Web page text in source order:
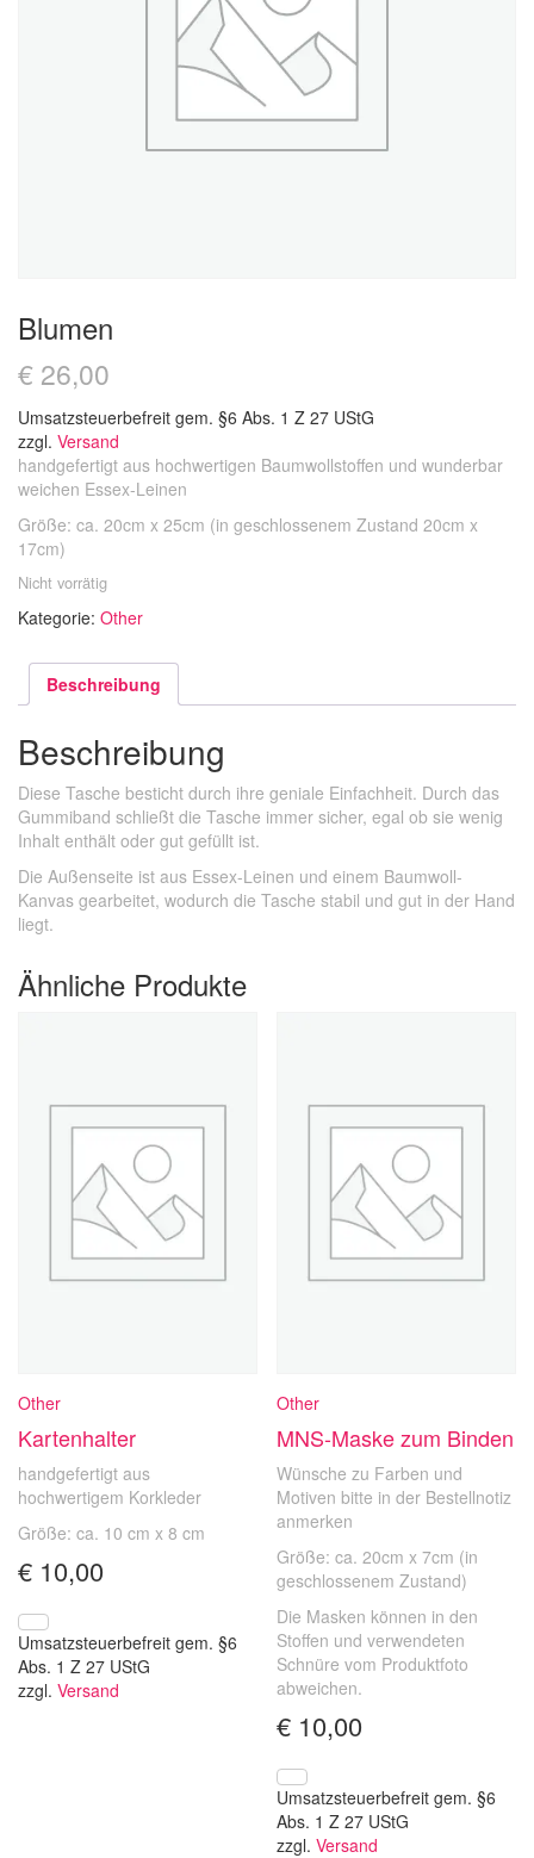
Blumen
€ 26,00
Umsatzsteuerbefreit gem. §6 Abs. 1 Z 27 UStG
zzgl. Versand
handgefertigt aus hochwertigen Baumwollstoffen und wunderbar
weichen Essex-Leinen
Größe: ca. 20cm x 25cm (in geschlossenem Zustand 20cm x
17cm)
Nicht vorrätig
Kategorie: Other
Beschreibung
Beschreibung
Diese Tasche besticht durch ihre geniale Einfachheit. Durch das
Gummiband schließt die Tasche immer sicher, egal ob sie wenig
Inhalt enthält oder gut gefüllt ist.
Die Außenseite ist aus Essex-Leinen und einem Baumwoll-
Kanvas gearbeitet, wodurch die Tasche stabil und gut in der Hand
liegt.
Ähnliche Produkte
Other
Kartenhalter
handgefertigt aus
hochwertigem Korkleder
Größe: ca. 10 cm x 8 cm
€ 10,00
Umsatzsteuerbefreit gem. §6
Abs. 1 Z 27 UStG
zzgl. Versand
Other
MNS-Maske zum Binden
Wünsche zu Farben und
Motiven bitte in der Bestellnotiz
anmerken
Größe: ca. 20cm x 7cm (in
geschlossenem Zustand)
Die Masken können in den
Stoffen und verwendeten
Schnüre vom Produktfoto
abweichen.
€ 10,00
Umsatzsteuerbefreit gem. §6
Abs. 1 Z 27 UStG
zzgl.Versand